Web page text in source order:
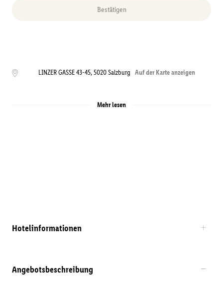
Bestätigen
LINZER GASSE 43-45,5020Salzburg Auf der Karte anzeigen
Mehr lesen
Hotelinformationen
Angebotsbeschreibung